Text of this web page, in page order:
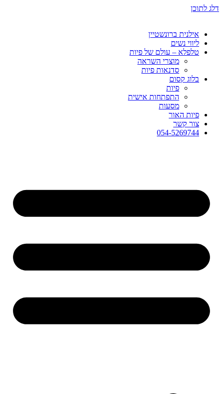
דלג לתוכן
אילנית ברונשטיין
ליווי נשים
טלפלא – עולם של פיות
מוצרי השראה
סדנאות פיות
בלוג קסום
פיות
התפתחות אישית
מסעות
פיות האור
צור קשר
054-5269744